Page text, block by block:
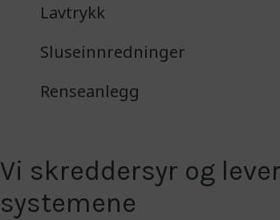
Lavtrykk
Sluseinnredninger
Renseanlegg
Vi skreddersyr og
systemene